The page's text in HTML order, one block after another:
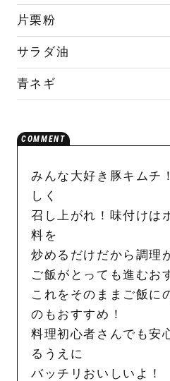
片栗粉
サラダ油
青ネギ
みんな大好き豚キムチ
しく
召し上がれ！味付けは
料を
炒めるだけだから調理
ご飯がとっても進むお
これをそのままご飯に
のもおすすめ！
料理初心者さんでも安
るうえに
バッチリおいしいよ！